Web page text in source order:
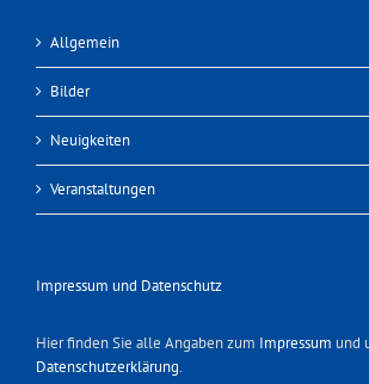
Allgemein
Bilder
Neuigkeiten
Veranstaltungen
Impressum und Datenschutz
Hier finden Sie alle Angaben zum Impressum und
Datenschutzerklärung.